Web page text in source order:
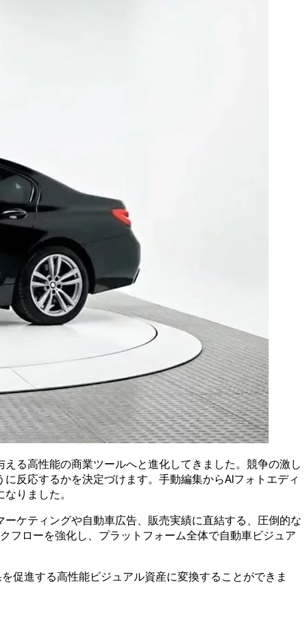
る高性能の商業ツールへと進化してきました。競争の激し
反応するかを決定づけます。手動編集からAIフォトエディ
りました。
ケティングや自動車広告、販売実績に直結する、圧倒的な
フローを強化し、プラットフォーム全体で自動車ビジュア
促進する高性能ビジュアル資産に変換することができま